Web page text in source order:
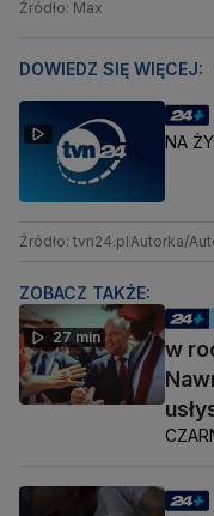
Źródło: Max
DOWIEDZ SIĘ WIĘCEJ:
NA
Źródło: tvn24.pl Autorka/
ZOBACZ TAKŻE:
27 min
w